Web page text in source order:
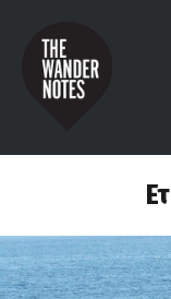
περιεχόμενο
the wander